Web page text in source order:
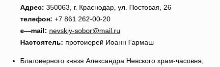
Адрес: 350063, г. Краснодар, ул. Постовая, 26
телефон: +7 861 262-00-20
e—mail: nevskiy-sobor@mail.ru
Настоятель: протоиерей Иоанн Гармаш
Благоверного князя Александра Невского храм-часовня;